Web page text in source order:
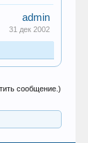
admin
31 дек 2002
сообщение.)